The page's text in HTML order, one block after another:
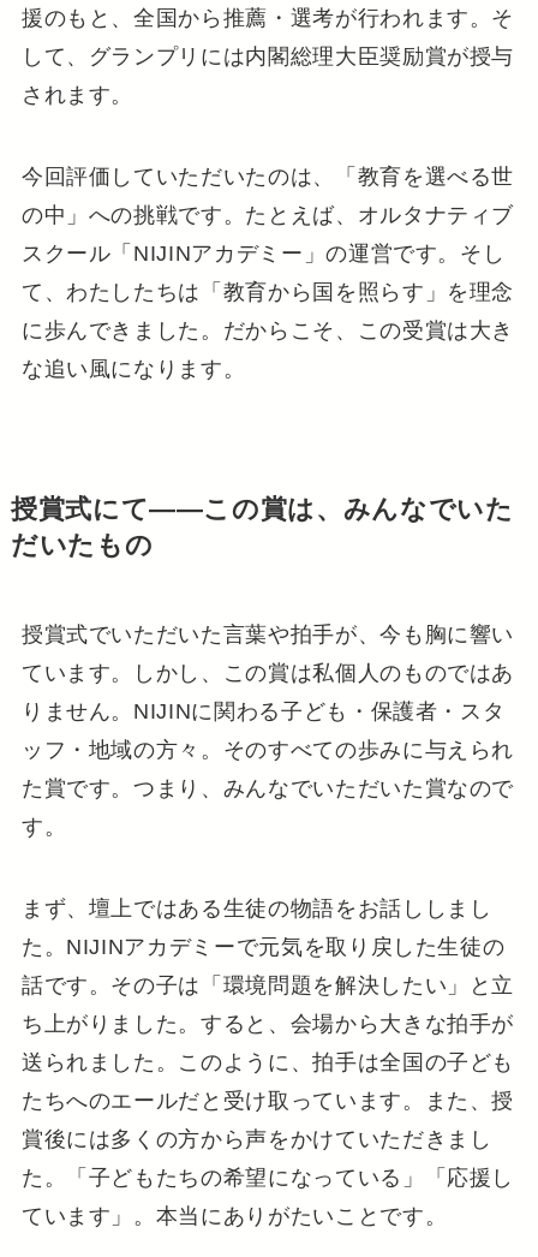
援のもと、全国から推薦・選考が行われます。そ
して、グランプリには内閣総理大臣奨励賞が授与
されます。
今回評価していただいたのは、「教育を選べる世
の中」への挑戦です。たとえば、オルタナティブ
スクール「NIJINアカデミー」の運営です。そし
て、わたしたちは「教育から国を照らす」を理念
に歩んできました。だからこそ、この受賞は大き
な追い風になります。
授賞式にて――この賞は、みんなでいた
だいたもの
授賞式でいただいた言葉や拍手が、今も胸に響い
ています。しかし、この賞は私個人のものではあ
りません。NIJINに関わる子ども・保護者・スタ
ッフ・地域の方々。そのすべての歩みに与えられ
た賞です。つまり、みんなでいただいた賞なので
す。
まず、壇上ではある生徒の物語をお話ししまし
た。NIJINアカデミーで元気を取り戻した生徒の
話です。その子は「環境問題を解決したい」と立
ち上がりました。すると、会場から大きな拍手が
送られました。このように、拍手は全国の子ども
たちへのエールだと受け取っています。また、授
賞後には多くの方から声をかけていただきまし
た。「子どもたちの希望になっている」「応援し
ています」。本当にありがたいことです。